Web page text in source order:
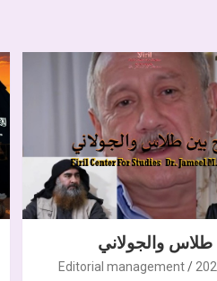
طلاس والجولاني
Editorial management